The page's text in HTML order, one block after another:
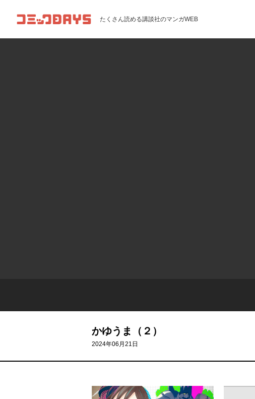
コミックDAYS たくさん読める講談社のマンガWEB
かゆうま（２）
2024年06月21日